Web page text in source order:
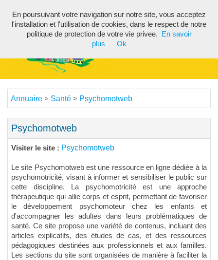
Annuaire > Santé > Psychomotweb
Psychomotweb
Visiter le site : Psychomotweb
Le site Psychomotweb est une ressource en ligne dédiée à la
psychomotricité, visant à informer et sensibiliser le public sur
cette discipline. La psychomotricité est une approche
thérapeutique qui allie corps et esprit, permettant de favoriser
le développement psychomoteur chez les enfants et
d'accompagner les adultes dans leurs problématiques de
santé. Ce site propose une variété de contenus, incluant des
articles explicatifs, des études de cas, et des ressources
pédagogiques destinées aux professionnels et aux familles.
Les sections du site sont organisées de manière à faciliter la
En poursuivant votre navigation sur notre site, vous acceptez
l'installation et l'utilisation de cookies, dans le respect de notre
politique de protection de votre vie privee.
En savoir
plus
Ok